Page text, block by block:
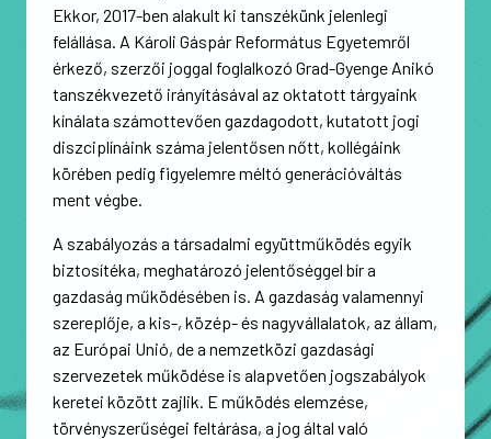
Ekkor, 2017-ben alakult ki tanszékünk jelenlegi
felállása. A Károli Gáspár Református Egyetemről
érkező, szerzői joggal foglalkozó Grad-Gyenge Anikó
tanszékvezető irányításával az oktatott tárgyaink
kínálata számottevően gazdagodott, kutatott jogi
diszciplínáink száma jelentősen nőtt, kollégáink
körében pedig figyelemre méltó generációváltás
ment végbe.
A szabályozás a társadalmi együttműködés egyik
biztosítéka, meghatározó jelentőséggel bír a
gazdaság működésében is. A gazdaság valamennyi
szereplője, a kis-, közép- és nagyvállalatok, az állam,
az Európai Unió, de a nemzetközi gazdasági
szervezetek működése is alapvetően jogszabályok
keretei között zajlik. E működés elemzése,
törvényszerűségei feltárása, a jog által való